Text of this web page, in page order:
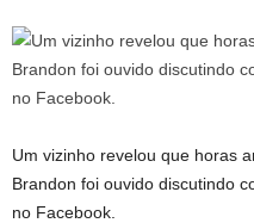
Um vizinho revelou que horas
Brandon foi ouvido discutindo
no Facebook.